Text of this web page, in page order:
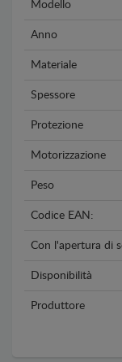
Modello
Anno
Materiale
Spessore
Protezione
Motorizzazione
Peso
Codice EAN:
Con l'apertura di
Disponibilità
Produttore